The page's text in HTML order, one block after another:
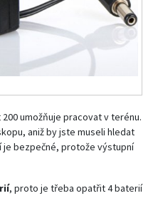
umožňuje pracovat v terénu.
aniž by jste museli hledat
je bezpečné, protože výstupní
, proto je třeba opatřit 4 baterií